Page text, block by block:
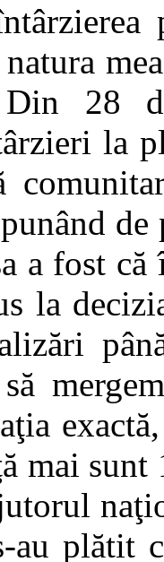
Din 28
la
a fost
la
mai
au plătit